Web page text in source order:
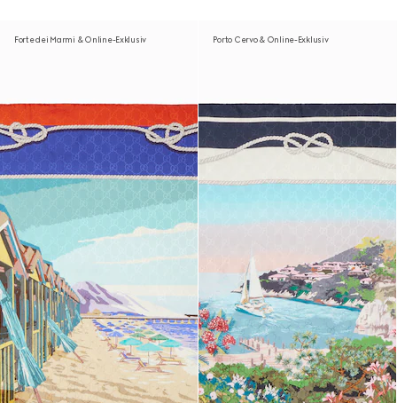
Forte dei Marmi & Online-Exklusiv Porto Cervo & Online-Exklusiv